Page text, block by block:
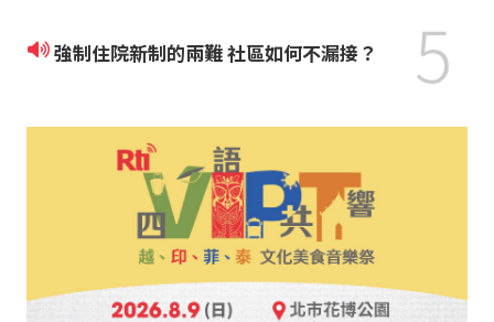
強制住院新制的兩難 社區如何不漏接？ 5